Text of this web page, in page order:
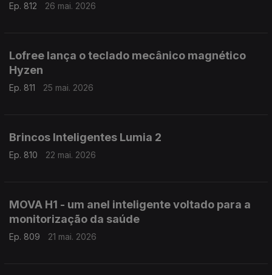
Ep. 812 26 mai. 2026
Lofree lança o teclado mecânico magnético
Hyzen
Ep. 811 25 mai. 2026
Brincos Inteligentes Lumia 2
Ep. 810 22 mai. 2026
MOVA H1 - um anel inteligente voltado para a
monitorização da saúde
Ep. 809 21 mai. 2026